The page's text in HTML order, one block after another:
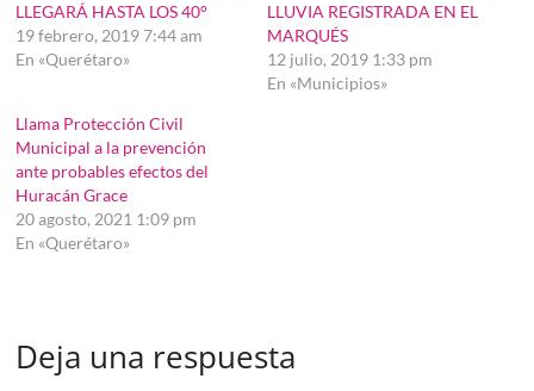
LLEGARÁ HASTA LOS 40°
19 febrero, 2019 7:44 am
En «Querétaro»
LLUVIA REGISTRADA EN EL
MARQUÉS
12 julio, 2019 1:33 pm
En «Municipios»
Llama Protección Civil
Municipal a la prevención
ante probables efectos del
Huracán Grace
20 agosto, 2021 1:09 pm
En «Querétaro»
Deja una respuesta